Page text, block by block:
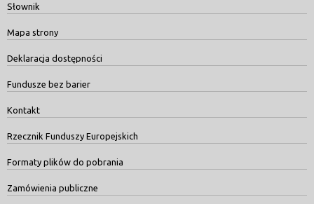
Słownik
Mapa strony
Deklaracja dostępności
Fundusze bez barier
Kontakt
Rzecznik Funduszy Europejskich
Formaty plików do pobrania
Zamówienia publiczne